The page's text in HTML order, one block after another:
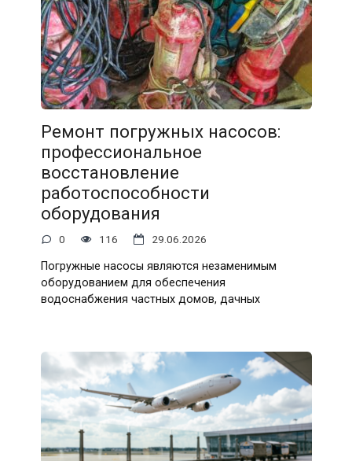
Ремонт погружных насосов:
профессиональное
восстановление
работоспособности
оборудования
0 116 29.06.2026
Погружные насосы являются незаменимым
оборудованием для обеспечения
водоснабжения частных домов, дачных